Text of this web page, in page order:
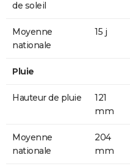
de soleil
Moyenne
nationale
15 j
Pluie
Hauteur de pluie
121
mm
Moyenne
nationale
204
mm